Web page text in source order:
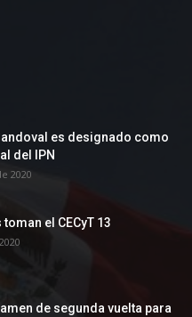
es designado como
del IPN
2020
el CECyT 13
de segunda vuelta para